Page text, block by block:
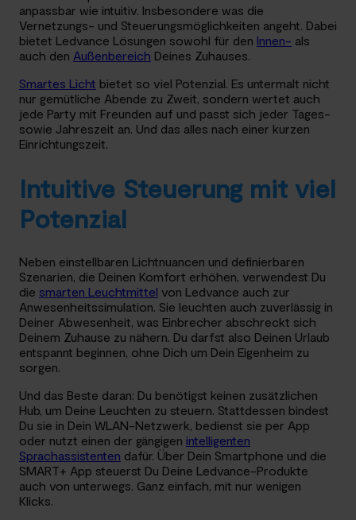
anpassbar wie intuitiv. Insbesondere was die
Vernetzungs- und Steuerungsmöglichkeiten angeht. Dabei
bietet Ledvance Lösungen sowohl für den Innen- als
auch den Außenbereich Deines Zuhauses.
Smartes Licht bietet so viel Potenzial. Es untermalt nicht
nur gemütliche Abende zu Zweit, sondern wertet auch
jede Party mit Freunden auf und passt sich jeder Tages-
sowie Jahreszeit an. Und das alles nach einer kurzen
Einrichtungszeit.
Intuitive Steuerung mit viel
Potenzial
Neben einstellbaren Lichtnuancen und definierbaren
Szenarien, die Deinen Komfort erhöhen, verwendest Du
die smarten Leuchtmittel von Ledvance auch zur
Anwesenheitssimulation. Sie leuchten auch zuverlässig in
Deiner Abwesenheit, was Einbrecher abschreckt sich
Deinem Zuhause zu nähern. Du darfst also Deinen Urlaub
entspannt beginnen, ohne Dich um Dein Eigenheim zu
sorgen.
Und das Beste daran: Du benötigst keinen zusätzlichen
Hub, um Deine Leuchten zu steuern. Stattdessen bindest
Du sie in Dein WLAN-Netzwerk, bedienst sie per App
oder nutzt einen der gängigen intelligenten
Sprachassistenten dafür. Über Dein Smartphone und die
SMART+ App steuerst Du Deine Ledvance-Produkte
auch von unterwegs. Ganz einfach, mit nur wenigen
Klicks.